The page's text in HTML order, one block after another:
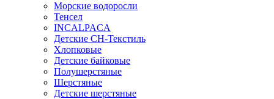
Морские водоросли
Тенсел
INCALPACA
Детские СН-Текстиль
Хлопковые
Детские байковые
Полушерстяные
Шерстяные
Детские шерстяные